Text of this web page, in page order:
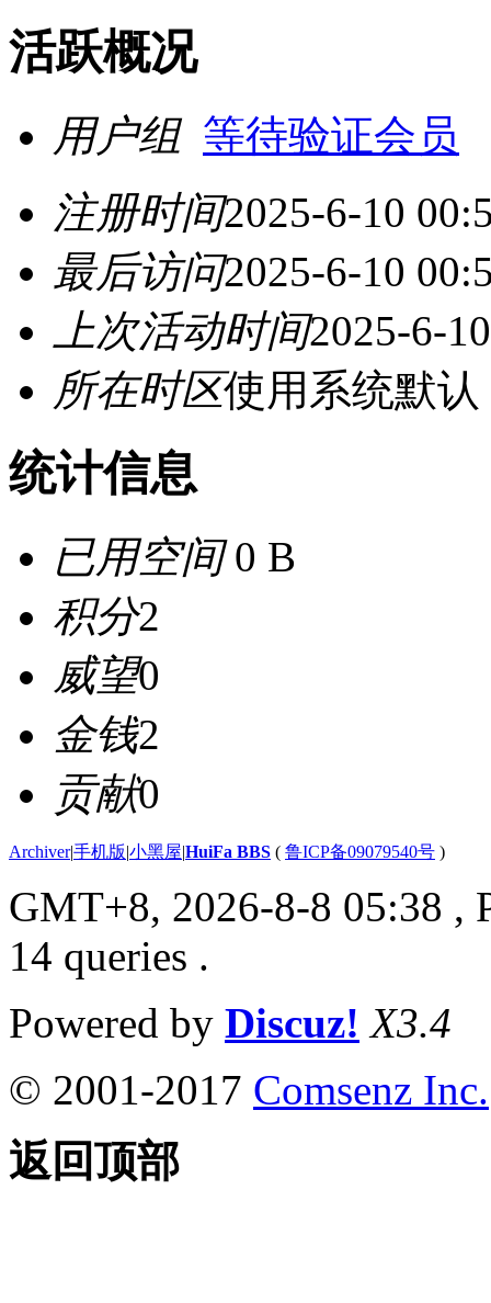
活跃概况
用户组 等待验证会员
注册时间2025-6-10
最后访问2025-6-10
上次活动时间2025-6-
所在时区使用系统默认
统计信息
已用空间0 B
积分2
威望0
金钱2
贡献0
Archiver|手机版|小黑屋|HuiFa BBS ( 鲁ICP备09079540号 )
GMT+8, 2026-8-8 05:38 ,
14 queries .
Powered by Discuz! X3.4
© 2001-2017 Comsenz Inc.
返回顶部